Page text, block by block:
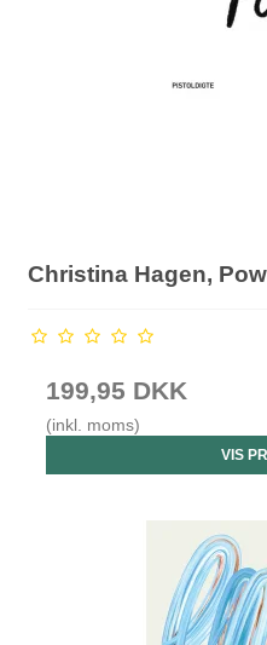
Christina Hagen,
199,95 DKK
(inkl. moms)
VIS